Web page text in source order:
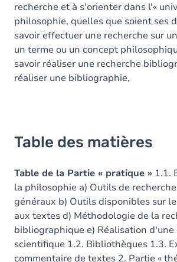
recherche et à s'orienter dans l'«
philosophie, quelles que soient ses
savoir effectuer une recherche sur
un terme ou un concept
savoir réaliser une recherche
réaliser une bibliographie,
Table des matières
Table de la Partie « pratique » 1.1.
la philosophie a) Outils de
généraux b) Outils disponibles sur
aux textes d) Méthodologie de la
bibliographique e) Réalisation
scientifique 1.2. Bibliothèques 1.3.
commentaire de textes 2. Partie «